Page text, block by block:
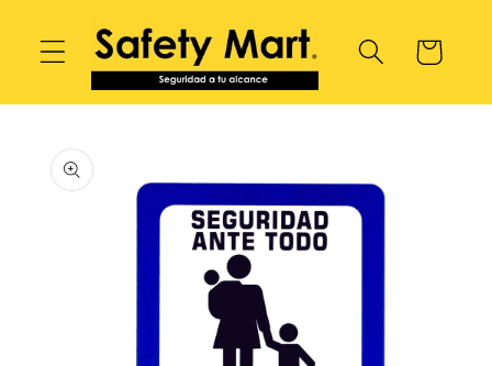
directamente
al contenido
Carrito
Ir
información
del producto